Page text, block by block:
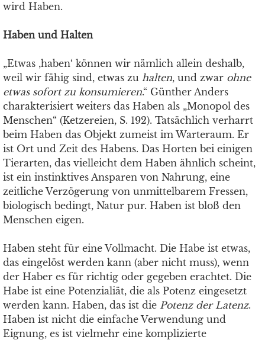
wird Haben.
Haben und Halten
„Etwas ‚haben‘ können wir nämlich allein deshalb,
weil wir fähig sind, etwas zu halten, und zwar ohne
etwas sofort zu konsumieren.“ Günther Anders
charakterisiert weiters das Haben als „Monopol des
Menschen“ (Ketzereien, S. 192). Tatsächlich verharrt
beim Haben das Objekt zumeist im Warteraum. Er
ist Ort und Zeit des Habens. Das Horten bei einigen
Tierarten, das vielleicht dem Haben ähnlich scheint,
ist ein instinktives Ansparen von Nahrung, eine
zeitliche Verzögerung von unmittelbarem Fressen,
biologisch bedingt, Natur pur. Haben ist bloß den
Menschen eigen.
Haben steht für eine Vollmacht. Die Habe ist etwas,
das eingelöst werden kann (aber nicht muss), wenn
der Haber es für richtig oder gegeben erachtet. Die
Habe ist eine Potenzialiät, die als Potenz eingesetzt
werden kann. Haben, das ist die Potenz der Latenz.
Haben ist nicht die einfache Verwendung und
Eignung, es ist vielmehr eine komplizierte